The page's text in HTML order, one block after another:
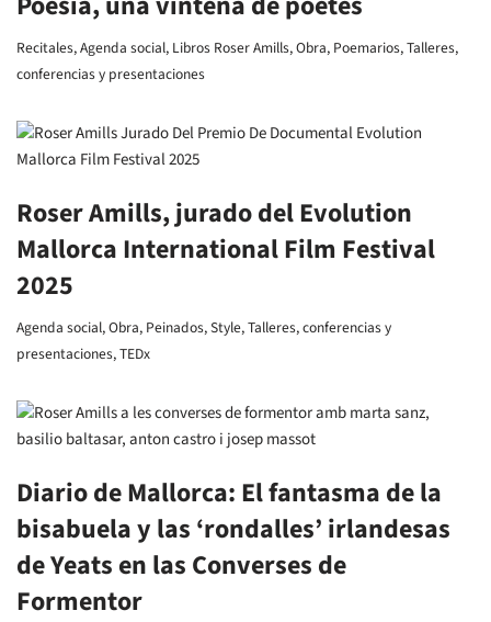
Recitales,Agenda social, Libros Roser Amills,Obra, Poemarios,Talleres,
conferencias y presentaciones
Roser Amills, jurado del Evolution
Mallorca International Film Festival
2025
Agenda social,Obra, Peinados,Style,Talleres, conferencias y
presentaciones,TEDx
Diario de Mallorca: El fantasma de la
bisabuela y las ‘rondalles’ irlandesas
de Yeats en las Converses de
Formentor